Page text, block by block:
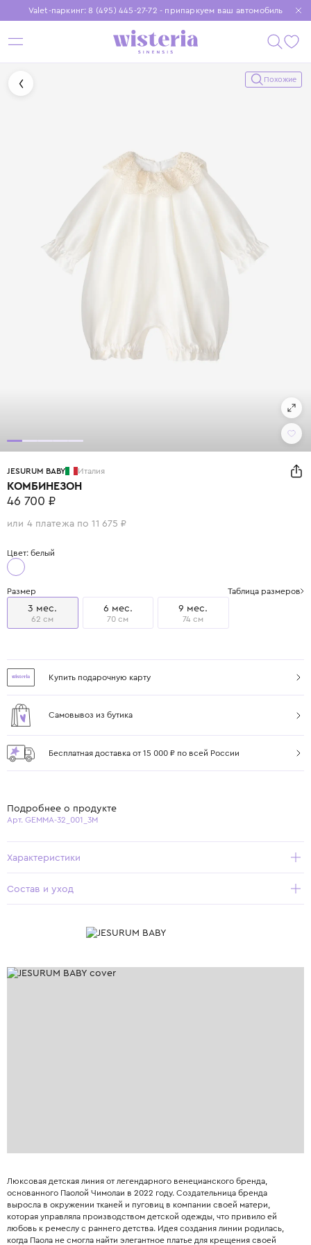
Valet-паркинг: 8 (495) 445-27-72 - припаркуем ваш автомобиль
Бесплатная доставка при заказе от 15 000 ₽
Установите приложение, чтобы покупки были еще удобнее
Похожие
JESURUM BABY Италия
КОМБИНЕЗОН
46 700 ₽
или 4 платежа по 11 675 ₽
Цвет: белый
Размер Таблица размеров
3 мес.
62 см
6 мес.
70 см
9 мес.
74 см
Купить подарочную карту
Самовывоз из бутика
Бесплатная доставка от 15 000 ₽ по всей России
Подробнее о продукте
Арт. GEMMA-32_001_3M
Характеристики
Состав и уход
Люксовая детская линия от легендарного венецианского бренда,
основанного Паолой Чимолаи в 2022 году. Создательница бренда
выросла в окружении тканей и пуговиц в компании своей матери,
которая управляла производством детской одежды, что привило ей
любовь к ремеслу с раннего детства. Идея создания линии родилась,
когда Паола не смогла найти элегантное платье для крещения своей